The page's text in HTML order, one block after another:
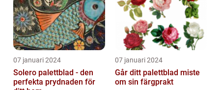
07 januari 2024
Solero palettblad - den
perfekta prydnaden för
07 januari 2024
Går ditt palettblad miste
om sin färgprakt